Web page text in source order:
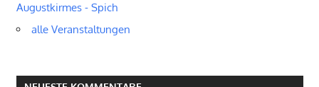
Augustkirmes - Spich
alle Veranstaltungen